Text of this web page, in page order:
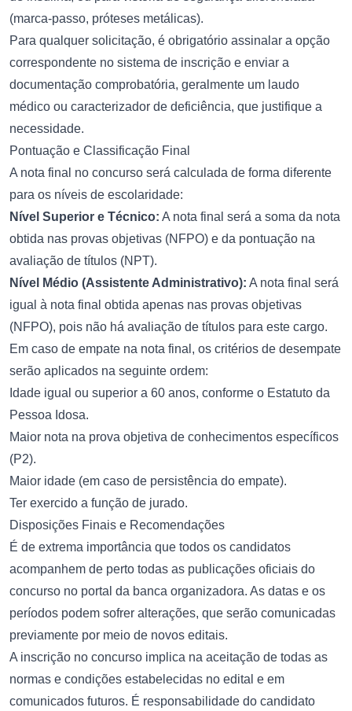
(marca-passo, próteses metálicas).
Para qualquer solicitação, é obrigatório assinalar a opção
correspondente no sistema de inscrição e enviar a
documentação comprobatória, geralmente um laudo
médico ou caracterizador de deficiência, que justifique a
necessidade.
Pontuação e Classificação Final
A nota final no concurso será calculada de forma diferente
para os níveis de escolaridade:
Nível Superior e Técnico: A nota final será a soma da nota
obtida nas provas objetivas (NFPO) e da pontuação na
avaliação de títulos (NPT).
Nível Médio (Assistente Administrativo): A nota final será
igual à nota final obtida apenas nas provas objetivas
(NFPO), pois não há avaliação de títulos para este cargo.
Em caso de empate na nota final, os critérios de desempate
serão aplicados na seguinte ordem:
Idade igual ou superior a 60 anos, conforme o Estatuto da
Pessoa Idosa.
Maior nota na prova objetiva de conhecimentos específicos
(P2).
Maior idade (em caso de persistência do empate).
Ter exercido a função de jurado.
Disposições Finais e Recomendações
É de extrema importância que todos os candidatos
acompanhem de perto todas as publicações oficiais do
concurso no portal da banca organizadora. As datas e os
períodos podem sofrer alterações, que serão comunicadas
previamente por meio de novos editais.
A inscrição no concurso implica na aceitação de todas as
normas e condições estabelecidas no edital e em
comunicados futuros. É responsabilidade do candidato